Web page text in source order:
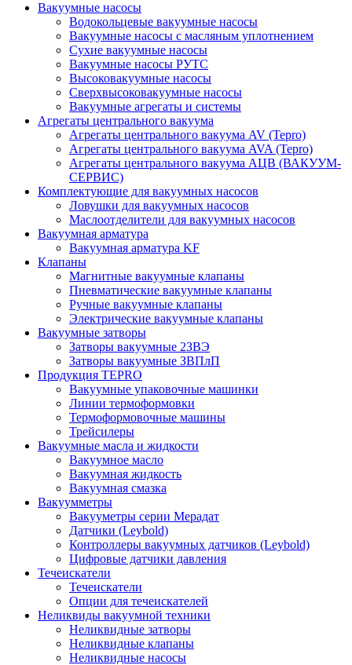
Вакуумные насосы
Водокольцевые вакуумные насосы
Вакуумные насосы с масляным уплотнением
Сухие вакуумные насосы
Вакуумные насосы РУТС
Высоковакуумные насосы
Сверхвысоковакуумные насосы
Вакуумные агрегаты и системы
Агрегаты центрального вакуума
Агрегаты центрального вакуума AV (Tepro)
Агрегаты центрального вакуума AVA (Tepro)
Агрегаты центрального вакуума АЦВ (ВАКУУМ-
СЕРВИС)
Комплектующие для вакуумных насосов
Ловушки для вакуумных насосов
Маслоотделители для вакуумных насосов
Вакуумная арматура
Вакуумная арматура KF
Клапаны
Магнитные вакуумные клапаны
Пневматические вакуумные клапаны
Ручные вакуумные клапаны
Электрические вакуумные клапаны
Вакуумные затворы
Затворы вакуумные 2ЗВЭ
Затворы вакуумные ЗВПлП
Продукция TEPRO
Вакуумные упаковочные машинки
Линии термоформовки
Термоформовочные машины
Трейсилеры
Вакуумные масла и жидкости
Вакуумное масло
Вакуумная жидкость
Вакуумная смазка
Вакуумметры
Вакууметры серии Мерадат
Датчики (Leybold)
Контроллеры вакуумных датчиков (Leybold)
Цифровые датчики давления
Течеискатели
Течеискатели
Опции для течеискателей
Неликвиды вакуумной техники
Неликвидные затворы
Неликвидные клапаны
Неликвидные насосы